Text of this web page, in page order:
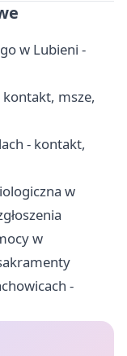
w Lubieni -
kontakt, msze,
- kontakt,
w
w
-